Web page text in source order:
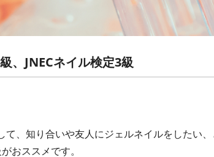
、JNECネイル検定3級
て、知り合いや友人にジェルネイルをしたい
おススメです。